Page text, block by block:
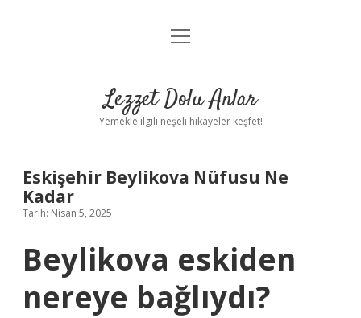
Anasayfa
Yasal Uyarı
menüyü
Lezzet Dolu Anlar
Yemekle ilgili neşeli hikayeler keşfet!
Eskişehir Beylikova Nüfusu Ne
Kadar
Tarih: Nisan 5, 2025
Beylikova eskiden
nereye bağlıydı?